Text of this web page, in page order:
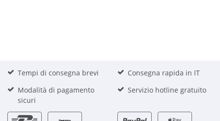
Tempi di consegna brevi
Consegna rapida in IT
Modalità di pagamento
sicuri
Servizio hotline gratuito